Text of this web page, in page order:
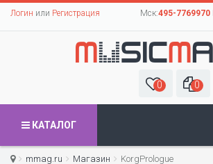
Логин или Регистрация Мск:495-7769970
0 0
КАТАЛОГ
mmag.ru Магазин KorgPrologue